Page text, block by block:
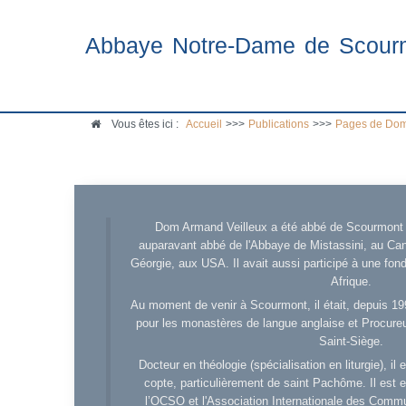
Abbaye Notre-Dame de
Vous êtes ici : Accueil >>> Publications >>> Pages de
Dom Armand Veilleux a été abbé de
auparavant abbé de l'Abbaye de Mistassini, au
Géorgie, aux USA. Il avait aussi participé à une
Afrique.
Au moment de venir à Scourmont, il était, depuis
pour les monastères de langue anglaise et
Saint-Siège.
Docteur en théologie (spécialisation en liturgie), il
copte, particulièrement de saint Pachôme. Il est
l’OCSO et l'Association Internationale des